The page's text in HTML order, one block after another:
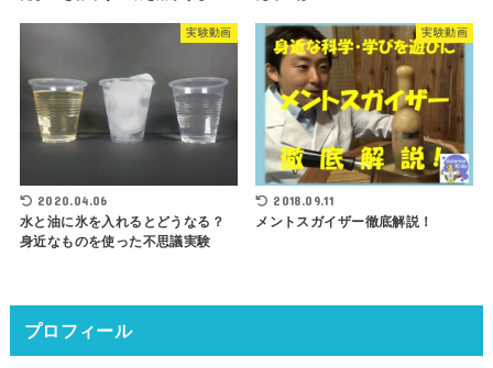
実験動画
2020.04.06
水と油に氷を入れるとどうなる？
身近なものを使った不思議実験
実験動画
2018.09.11
メントスガイザー徹底解説！
プロフィール